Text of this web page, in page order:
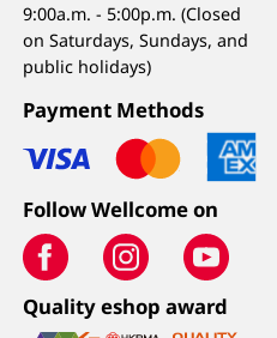
9:00a.m. - 5:00p.m. (Closed
on Saturdays, Sundays, and
public holidays)
Payment Methods
Follow Wellcome on
Quality eshop award